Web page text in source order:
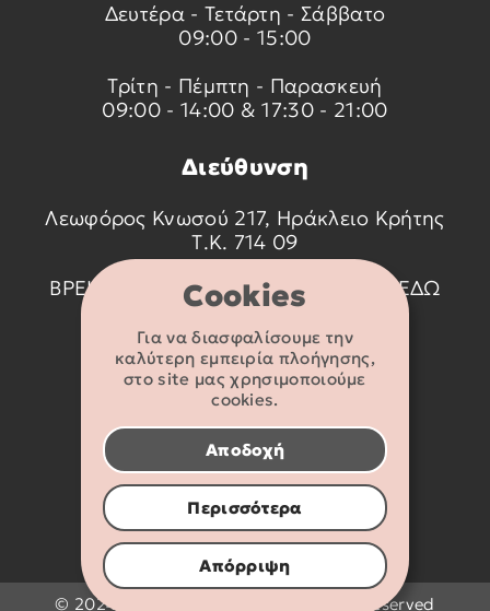
Cookies
Για να διασφαλίσουμε την
καλύτερη εμπειρία πλοήγησης,
στο site μας χρησιμοποιούμε
cookies.
Αποδοχή
Περισσότερα
Απόρριψη
Δευτέρα - Τετάρτη - Σάββατο
09:00 - 15:00
Τρίτη - Πέμπτη - Παρασκευή
09:00 - 14:00 & 17:30 - 21:00
Διεύθυνση
Λεωφόρος Κνωσού 217, Ηράκλειο Κρήτης
Τ.Κ. 714 09
ΒΡΕΙΤΕ ΜΑΣ ΣΤΟ ΧΑΡΤΗ ΠΑΤΩΝΤΑΣ
ΕΔΩ
Στοιχεία
επικοινωνίας
2810 233095
info@flexikids.gr
© 2024 - 2026 Flexikids.gr - All rights reserved